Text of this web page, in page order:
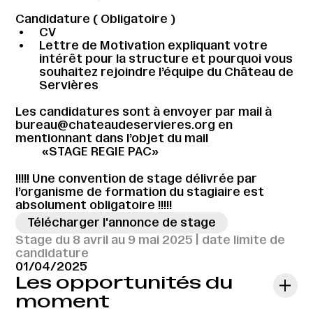
Télécharger l'annonce de stage
Stage du 8 avril au 9 mai 2025 | date limite de
candidature
01/04/2025
Candidature ( Obligatoire )
CV
Lettre de Motivation expliquant votre
intérêt pour la structure et pourquoi vous
souhaitez rejoindre l’équipe du Château de
Servières
Les candidatures sont à envoyer par mail à
bureau@chateaudeservieres.org en
mentionnant dans l’objet du mail
«STAGE REGIE PAC»
!!!!! Une convention de stage délivrée par
l’organisme de formation du stagiaire est
absolument obligatoire !!!!!
Les opportunités du
moment